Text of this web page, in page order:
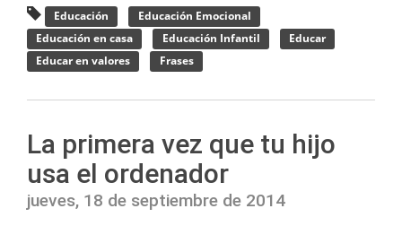
Educación
Educación Emocional
Educación en casa
Educación Infantil
Educar
Educar en valores
Frases
La primera vez que tu hijo
usa el ordenador
jueves, 18 de septiembre de 2014